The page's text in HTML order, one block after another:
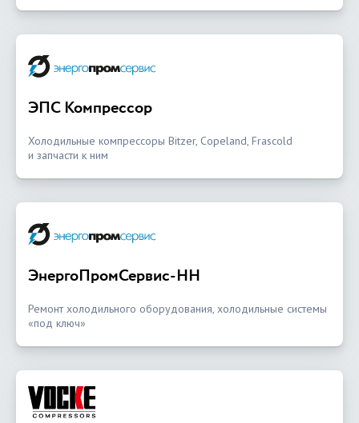
ЭПС Компрессор
Холодильные компрессоры Bitzer, Copeland, Frascold
и запчасти к ним
ЭнергоПромСервис-НН
Ремонт холодильного оборудования, холодильные системы
«под ключ»